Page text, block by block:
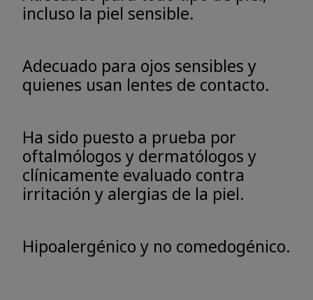
incluso la piel sensible.
Adecuado para ojos sensibles y
quienes usan lentes de contacto.
Ha sido puesto a prueba por
oftalmólogos y dermatólogos y
clínicamente evaluado contra
irritación y alergias de la piel.
Hipoalergénico y no comedogénico.